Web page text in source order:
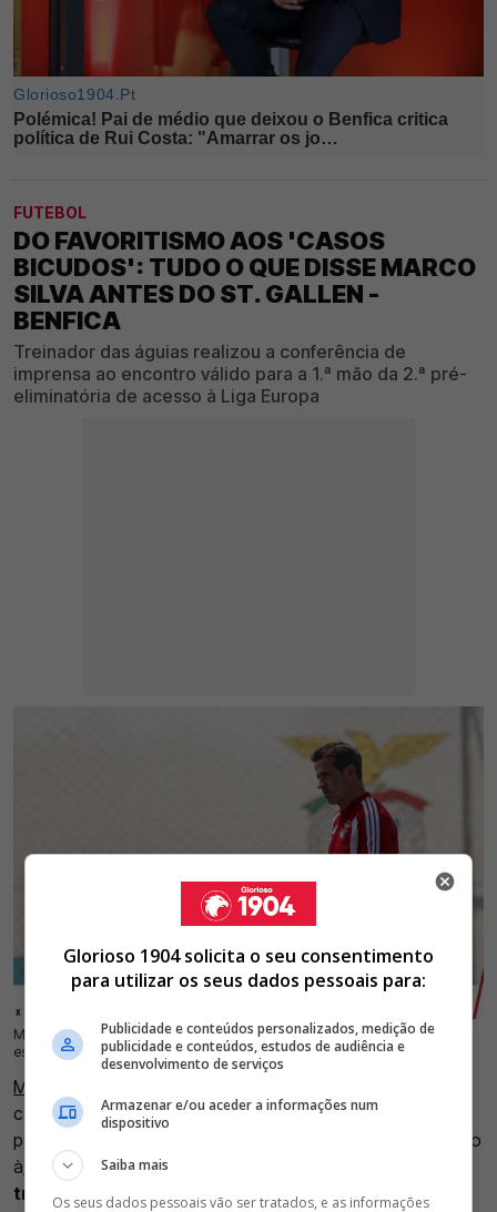
FUTEBOL
DO FAVORITISMO AOS 'CASOS
BICUDOS': TUDO O QUE DISSE MARCO
SILVA ANTES DO ST. GALLEN -
BENFICA
Treinador das águias realizou a conferência de
imprensa ao encontro válido para a 1.ª mão da 2.ª pré-
eliminatória de acesso à Liga Europa
Marco Silva abordou o favoritismo do Benfica, o dossiê de António Silva, as
escolhas na convocatória e ausências frente ao St. Gallen
22 Jul 2026 | 19:37 | 0
Marco Silva
conferência de antevisão ao St. Gallen - Benfica, válido
para a primeira mão da segunda pré-eliminatória de acesso
à Liga Europa, que se disputa amanhã, pelas 19h00.
treinador das águias abordou o favoritismo,
o dossiê
Glorioso 1904 solicita o seu consentimento
para utilizar os seus dados pessoais para:
Publicidade e conteúdos personalizados, medição de
publicidade e conteúdos, estudos de audiência e
desenvolvimento de serviços
Armazenar e/ou aceder a informações num
dispositivo
Saiba mais
Os seus dados pessoais vão ser tratados, e as informações